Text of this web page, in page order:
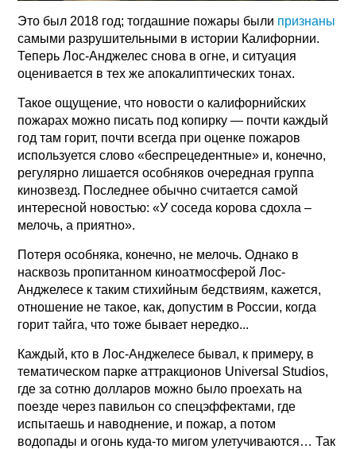
Это был 2018 год; тогдашние пожары были признаны
самыми разрушительными в истории Калифорнии.
Теперь Лос-Анджелес снова в огне, и ситуация
оценивается в тех же апокалиптических тонах.
Такое ощущение, что новости о калифорнийских
пожарах можно писать под копирку — почти каждый
год там горит, почти всегда при оценке пожаров
используется слово «беспрецедентные» и, конечно,
регулярно лишается особняков очередная группа
кинозвезд. Последнее обычно считается самой
интересной новостью: «У соседа корова сдохла –
мелочь, а приятно».
Потеря особняка, конечно, не мелочь. Однако в
насквозь пропитанном киноатмосферой Лос-
Анджелесе к таким стихийным бедствиям, кажется,
отношение не такое, как, допустим в России, когда
горит тайга, что тоже бывает нередко...
Каждый, кто в Лос-Анджелесе бывал, к примеру, в
тематическом парке аттракционов Universal Studios,
где за сотню долларов можно было проехать на
поезде через павильон со спецэффектами, где
испытаешь и наводнение, и пожар, а потом
водопады и огонь куда-то мигом улетучиваются… Так